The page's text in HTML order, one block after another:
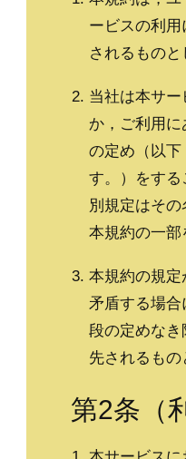
ービスの利用
されるものと
当社は本サ
か，ご利用
の定め（以下
す。）をす
別規定はその
本規約の一部
本規約の規定
矛盾する場
段の定めな
先されるもの
第2条（